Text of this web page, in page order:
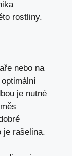
rostliny.
nebo na
je nutné
je rašelina.